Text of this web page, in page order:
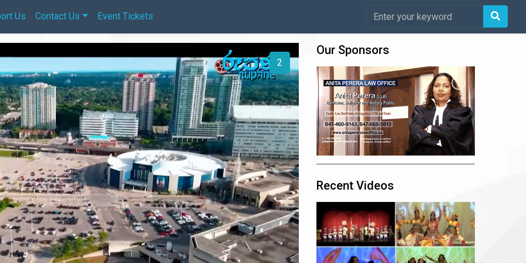
Us Contact Us Event Tickets
1
Our Sponsors
Recent Videos